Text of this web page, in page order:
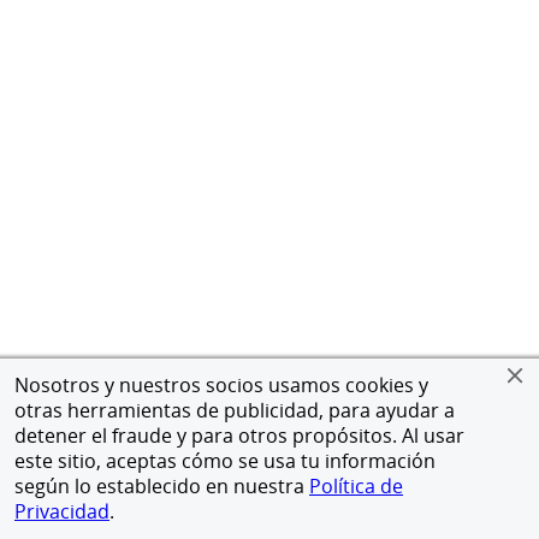
Nosotros y nuestros socios usamos cookies y
otras herramientas de publicidad, para ayudar a
detener el fraude y para otros propósitos. Al usar
este sitio, aceptas cómo se usa tu información
según lo establecido en nuestra Política de
Privacidad.